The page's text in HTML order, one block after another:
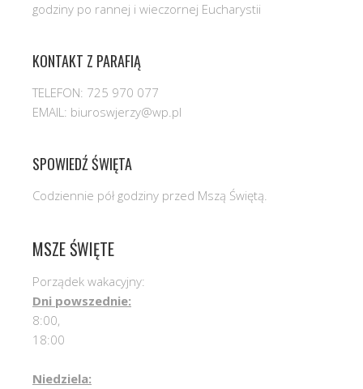
godziny po rannej i wieczornej Eucharystii
KONTAKT Z PARAFIĄ
TELEFON: 725 970 077
EMAIL: biuroswjerzy@wp.pl
SPOWIEDŹ ŚWIĘTA
Codziennie pół godziny przed Mszą Świętą.
MSZE ŚWIĘTE
Porządek wakacyjny:
Dni powszednie:
8:00,
18:00
Niedziela: